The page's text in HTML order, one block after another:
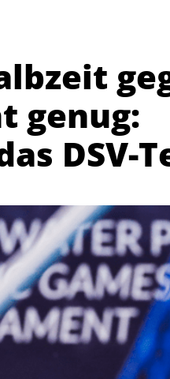
genug:
DSV-
Abteilungen